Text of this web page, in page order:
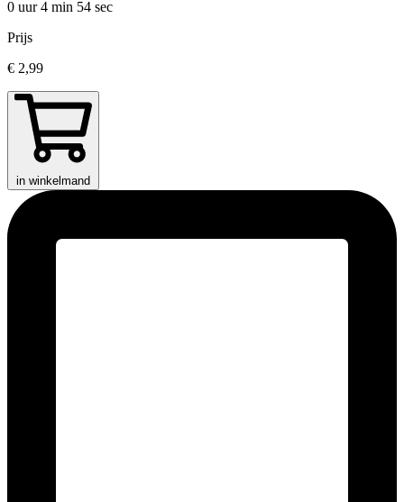
0 uur 4 min 54 sec
Prijs
€ 2,99
in winkelmand